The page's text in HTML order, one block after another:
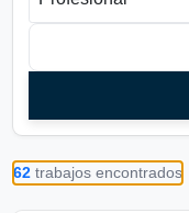
Buscar
62 trabajos encontrados